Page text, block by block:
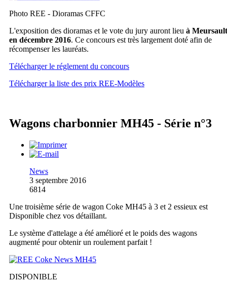
Photo REE - Dioramas CFFC
L'exposition des dioramas et le vote du jury auront lieu à Meursault
en décembre 2016. Ce concours est très largement doté afin de
récompenser les lauréats.
Télécharger le réglement du concours
Télécharger la liste des prix REE-Modèles
Wagons charbonnier MH45 - Série n°3
News
3 septembre 2016
6814
Une troisième série de wagon Coke MH45 à 3 et 2 essieux est
Disponible chez vos détaillant.
Le système d'attelage a été amélioré et le poids des wagons
augmenté pour obtenir un roulement parfait !
DISPONIBLE